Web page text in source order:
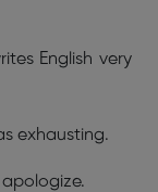
English very
exhausting.
apologize.